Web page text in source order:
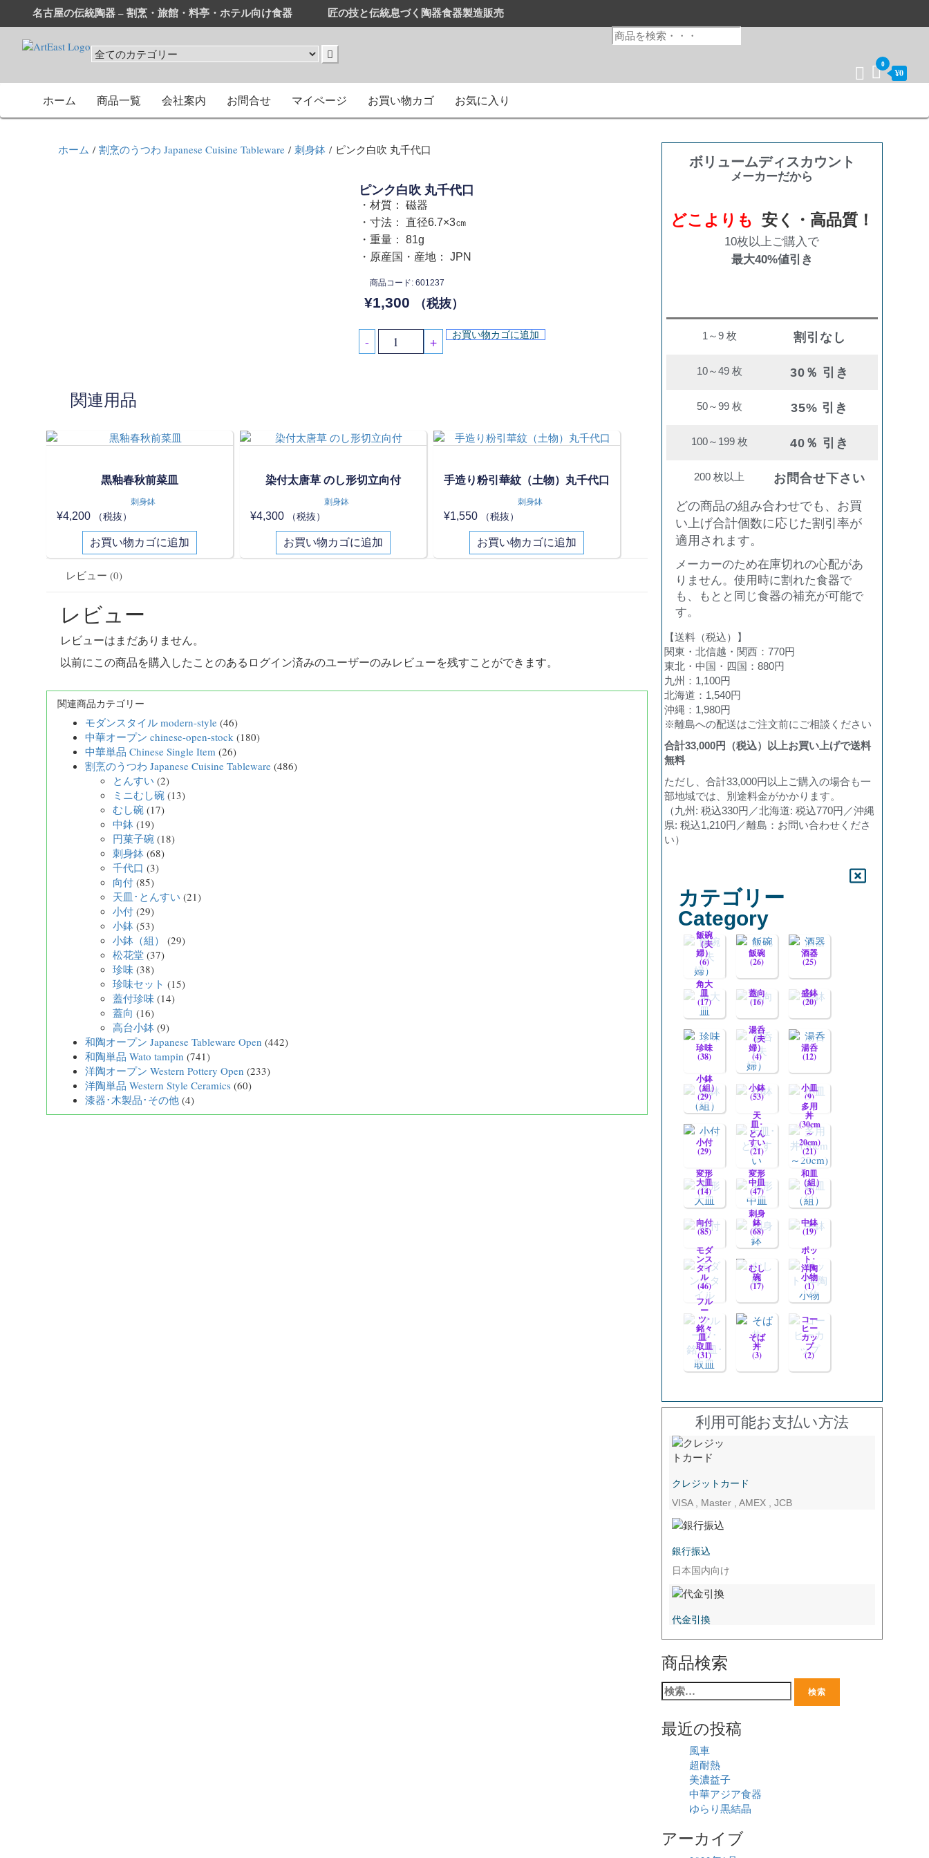
名古屋の伝統陶器 – 割烹・旅館・料亭・ホテル向け食器 匠の技と伝統息づく陶器食器製造販売
和食器・洋食器通販｜割烹・旅館・料亭・ホテル等業務用卸販売
業務用から個人用まで、おしゃれでかわいい和食器・洋食器はまとめ買いがお得です。 0
¥0
ホーム 商品一覧 会社案内 お問合せ マイページ お買い物カゴ お気に入り
ホーム /割烹のうつわ Japanese Cuisine Tableware /刺身鉢 / ピンク白吹 丸千代口
ピンク白吹 丸千代口
・材質： 磁器
・寸法： 直径6.7×3㎝
・重量： 81g
・原産国・産地： JPN
商品コード: 601237
¥1,300 （税抜）
- + お買い物カゴに追加
関連用品
黒釉春秋前菜皿
刺身鉢
¥4,200 （税抜）
お買い物カゴに追加
染付太唐草 のし形切立向付
刺身鉢
¥4,300 （税抜）
お買い物カゴに追加
手造り粉引華紋（土物）丸千代口
刺身鉢
¥1,550 （税抜）
お買い物カゴに追加
レビュー (0)
レビュー
レビューはまだありません。
以前にこの商品を購入したことのあるログイン済みのユーザーのみレビューを残すことができます。
関連商品カテゴリー
モダンスタイル modern-style (46)
中華オープン chinese-open-stock (180)
中華単品 Chinese Single Item (26)
割烹のうつわ Japanese Cuisine Tableware (486)
とんすい (2)
ミニむし碗 (13)
むし碗 (17)
中鉢 (19)
円菓子碗 (18)
刺身鉢 (68)
千代口 (3)
向付 (85)
天皿･とんすい (21)
小付 (29)
小鉢 (53)
小鉢（組）
(29)
松花堂 (37)
珍味 (38)
珍味セット (15)
蓋付珍味 (14)
蓋向 (16)
高台小鉢 (9)
和陶オープン Japanese Tableware Open (442)
和陶単品 Wato tampin (741)
洋陶オープン Western Pottery Open (233)
洋陶単品 Western Style Ceramics (60)
漆器･木製品･その他 (4)
ボリュームディスカウント
メーカーだから
どこよりも 安く・高品質！
10枚以上ご購入で
最大40%値引き
1～9 枚 割引なし
10～49 枚 30％ 引き
50～99 枚 35% 引き
100～199 枚 40％ 引き
200 枚以上 お問合せ下さい
どの商品の組み合わせでも、お買
い上げ合計個数に応じた割引率が
適用されます。
メーカーのため在庫切れの心配があ
りません。使用時に割れた食器で
も、もとと同じ食器の補充が可能で
す。
【送料（税込）】
関東・北信越・関西：770円
東北・中国・四国：880円
九州：1,100円
北海道：1,540円
沖縄：1,980円
※離島への配送はご注文前にご相談ください
合計33,000円（税込）以上お買い上げで送料
無料
ただし、合計33,000円以上ご購入の場合も一
部地域では、別途料金がかかります。
（九州: 税込330円／北海道: 税込770円／沖縄
県: 税込1,210円／離島：お問い合わせくださ
い）
カテゴリー
Category
飯碗
（夫
婦）
(6)
飯碗
(26)
酒器
(25)
角大
皿
(17)
蓋向
(16)
盛鉢
(20)
珍味
(38)
湯呑
（夫
婦）
(4)
湯呑
(12)
小鉢
（組）
(29)
小鉢
(53)
小皿
(9)
小付
(29)
天
皿･
とん
すい
(21)
多用
丼
(30cm
～
20cm)
(21)
変形
大皿
(14)
変形
中皿
(47)
和皿
（組）
(3)
向付
(85)
刺身
鉢
(68)
中鉢
(19)
モダ
ンス
タイ
ル
(46)
むし
碗
(17)
ポッ
ト･
洋陶
小物
(1)
フル
ー
ツ･
銘々
皿･
取皿
(31)
そば
丼
(3)
コー
ヒー
カッ
プ
(2)
利用可能お支払い方法
クレジットカード
VISA , Master , AMEX , JCB
銀行振込
日本国内向け
代金引換
商品検索
最近の投稿
風車
超耐熱
美濃益子
中華アジア食器
ゆらり黒結晶
アーカイブ